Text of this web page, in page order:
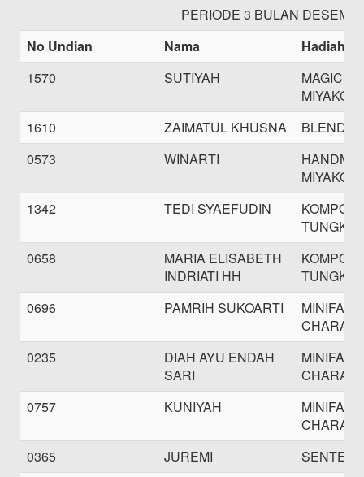
PERIODE 3 BULAN
No Undian
Nama
Hadiah
1570
SUTIYAH
MAGIC
MIYAKO
1610
ZAIMATUL KHUSNA
0573
WINARTI
MIYAKO
1342
TEDI SYAEFUDIN
KOMPOR
TUNGKU
0658
MARIA ELISABETH
INDRIATI HH
KOMPOR
TUNGKU
0696
PAMRIH SUKOARTI
MINIFAN
0235
DIAH AYU ENDAH
SARI
MINIFAN
0757
KUNIYAH
MINIFAN
0365
JUREMI
SENTER